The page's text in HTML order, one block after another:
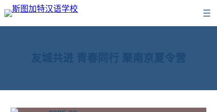
至
友城共进 青春同行 聚南京夏令营